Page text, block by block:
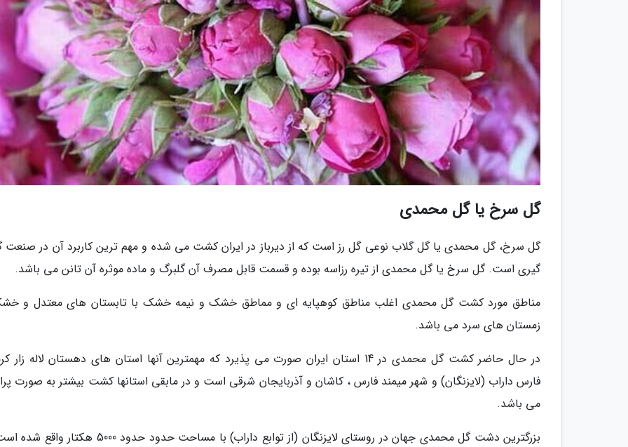
گل سرخ یا گل محمدی
گل سرخ، گل محمدی یا گل گلاب نوعی گل رز است که از دیرباز در ایران کشت می شده و مهم ترین کاربرد آن در صنعت
گیری است. گل سرخ یا گل محمدی از تیره رزاسه بوده و قسمت قابل مصرف آن گلبرگ و ماده موثره آن تانن می باشد.
مناطق مورد کشت گل محمدی اغلب مناطق کوهپایه ای و مماطق خشک و نیمه خشک با تابستان های معتدل و
زمستان های سرد می باشد.
در حال حاضر کشت گل محمدی در 14 استان ایران صورت می پذیرد که مهمترین آنها استان های دهستان لاله زار
فارس داراب (لایزنگان) و شهر میمند فارس ، کاشان و آذربایجان شرقی است و در مابقی استانها کشت بیشتر به صورت
می باشد.
بزرگترین دشت گل محمدی جهان در روستای لایزنگان (از توابع داراب) با مساحت حدود حدود